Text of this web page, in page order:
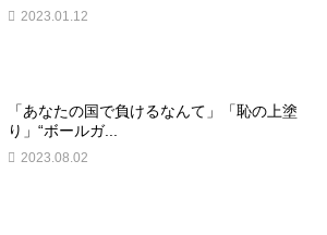
2023.01.12
「あなたの国で負けるなんて」「恥の上塗
り」“ボールガ...
2023.08.02